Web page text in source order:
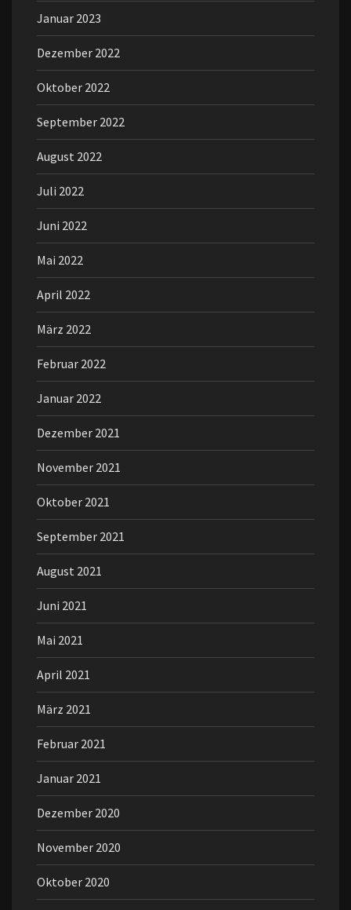
Januar 2023
Dezember 2022
Oktober 2022
September 2022
August 2022
Juli 2022
Juni 2022
Mai 2022
April 2022
März 2022
Februar 2022
Januar 2022
Dezember 2021
November 2021
Oktober 2021
September 2021
August 2021
Juni 2021
Mai 2021
April 2021
März 2021
Februar 2021
Januar 2021
Dezember 2020
November 2020
Oktober 2020